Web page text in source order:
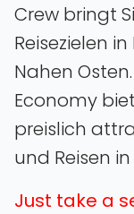
Crew bringt
Reisezielen
Nahen
Economy
preislich
und Reisen
Just take a